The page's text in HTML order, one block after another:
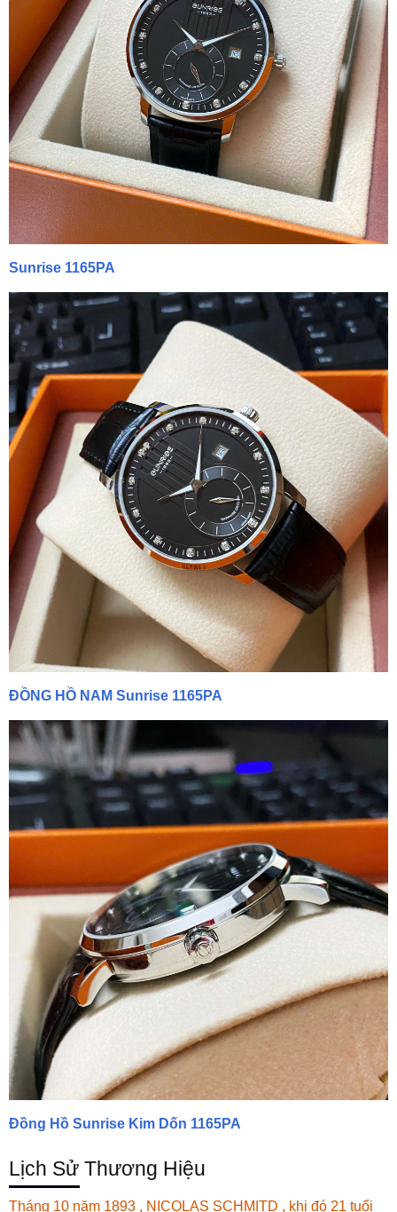
Sunrise 1165PA
ĐỒNG HỒ NAM Sunrise 1165PA
Đồng Hồ Sunrise Kim Dốn 1165PA
Lịch Sử Thương Hiệu
Tháng 10 năm 1893 , NICOLAS SCHMITD , khi đó 21 tuổi